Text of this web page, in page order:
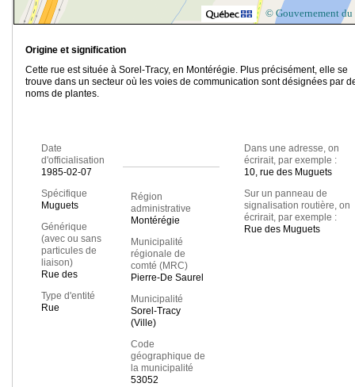
© Gouvernement du
Origine et signification
Cette rue est située à Sorel-Tracy, en Montérégie. Plus précisément, elle se
trouve dans un secteur où les voies de communication sont désignées par
noms de plantes.
Date
d'officialisation
1985-02-07
Spécifique
Muguets
Générique
(avec ou sans
particules de
liaison)
Rue des
Type d'entité
Rue
Région
administrative
Montérégie
Municipalité
régionale de
comté (MRC)
Pierre-De Saurel
Municipalité
Sorel-Tracy
(Ville)
Code
géographique de
la municipalité
53052
Dans une adresse, on
écrirait, par exemple :
10, rue des Muguets
Sur un panneau de
signalisation routière, on
écrirait, par exemple :
Rue des Muguets